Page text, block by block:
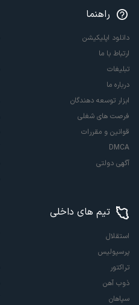
راهنما
دانلود اپلیکیشن
ارتباط با ما
تبلیغات
درباره ما
ابزار توسعه دهندگان
فرصت های شغلی
قوانین و مقررات
DMCA
آگهی دولتی
تیم های داخلی
استقلال
پرسپولیس
تراکتور
ذوب آهن
سپاهان